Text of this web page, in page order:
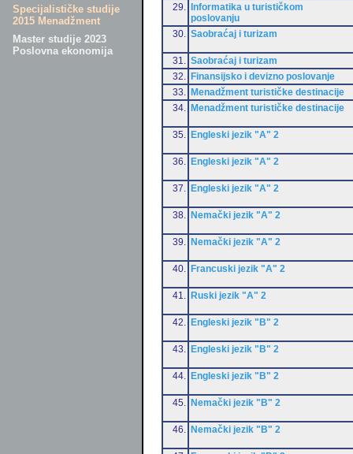
Specijalističke studije
2015 Menadžment
Master studije 2023
Poslovna ekonomija
29.
Informatika u turističkom
poslovanju
30.
Saobraćaj i turizam
31.
Saobraćaj i turizam
32.
Finansijsko i devizno poslovanje
33.
Menadžment turističke destinacije
34.
Menadžment turističke destinacije
35. Engleski jezik "A" 2
36. Engleski jezik "A" 2
37. Engleski jezik "A" 2
38. Nemački jezik "A" 2
39. Nemački jezik "A" 2
40. Francuski jezik "A" 2
41. Ruski jezik "A" 2
42. Engleski jezik "B" 2
43. Engleski jezik "B" 2
44. Engleski jezik "B" 2
45. Nemački jezik "B" 2
46. Nemački jezik "B" 2